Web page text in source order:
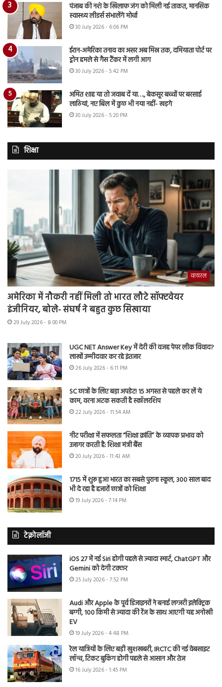
पंजाब की नशे के खिलाफ जंग को मिली नई ताकत, मानसिक
स्वास्थ्य लीडर्स संभालेंगे मोर्चा
30 July 2026 - 6:06 PM
ईरान-अमेरिका तनाव का असर अब मिस्र तक, दमियाता पोर्ट पर
ड्रोन हमले से गैस टैंकर में लगी आग
30 July 2026 - 5:42 PM
अमित शाह या तो जवाब दें या…., बेकसूर बच्चों पर बरसाई
लाठियां, नए बिल में कुछ भी नया नहीं- खड़गे
30 July 2026 - 5:20 PM
शिक्षा
वायरल
अमेरिका में नौकरी नहीं मिली तो भारत लौटे सॉफ्टवेयर
इंजीनियर, बोले- संघर्ष ने बहुत कुछ सिखाया
29 July 2026 - 8:00 PM
UGC NET Answer Key में देरी की वजह पेपर लीक विवाद?
लाखों उम्मीदवार कर रहे इंतजार
26 July 2026 - 6:11 PM
SC छात्रों के लिए बड़ा अपडेट! 15 अगस्त से पहले कर लें ये
काम, वरना अटक सकती है स्कॉलरशिप
22 July 2026 - 11:54 AM
नीट परीक्षा में सफलता “शिक्षा क्रांति” के व्यापक प्रभाव को
उजागर करती है: शिक्षा मंत्री बैंस
20 July 2026 - 11:43 AM
1715 में शुरू हुआ भारत का सबसे पुराना स्कूल, 300 साल बाद
भी दे रहा है हजारों छात्रों को शिक्षा
19 July 2026 - 7:14 PM
टेक्नोलॉजी
iOS 27 में नई Siri होगी पहले से ज्यादा स्मार्ट, ChatGPT और
Gemini को देगी टक्कर
25 July 2026 - 7:52 PM
Audi और Apple के पूर्व डिजाइनरों ने बनाई लग्जरी इलेक्ट्रिक
बग्गी, 100 किमी से ज्यादा की रेंज के साथ आएगी यह अनोखी
EV
19 July 2026 - 4:48 PM
रेल यात्रियों के लिए बड़ी खुशखबरी, IRCTC की नई वेबसाइट
लॉन्च, टिकट बुकिंग होगी पहले से आसान और तेज
16 July 2026 - 1:45 PM